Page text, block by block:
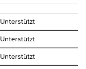
Unterstützt
Unterstützt
Unterstützt